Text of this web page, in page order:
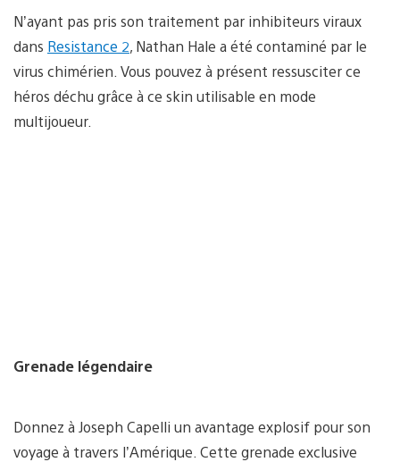
N’ayant pas pris son traitement par inhibiteurs viraux
dans Resistance 2, Nathan Hale a été contaminé par le
virus chimérien. Vous pouvez à présent ressusciter ce
héros déchu grâce à ce skin utilisable en mode
multijoueur.
Grenade légendaire
Donnez à Joseph Capelli un avantage explosif pour son
voyage à travers l’Amérique. Cette grenade exclusive